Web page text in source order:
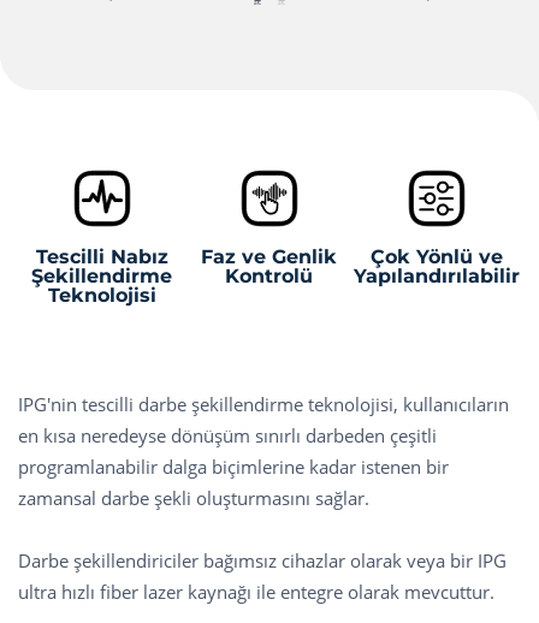
Tescilli Nabız
Şekillendirme
Teknolojisi
Faz ve Genlik
Kontrolü
Çok Yönlü ve
Yapılandırılabilir
IPG'nin tescilli darbe şekillendirme teknolojisi, kullanıcıların
en kısa neredeyse dönüşüm sınırlı darbeden çeşitli
programlanabilir dalga biçimlerine kadar istenen bir
zamansal darbe şekli oluşturmasını sağlar.
Darbe şekillendiriciler bağımsız cihazlar olarak veya bir IPG
ultra hızlı fiber lazer kaynağı ile entegre olarak mevcuttur.